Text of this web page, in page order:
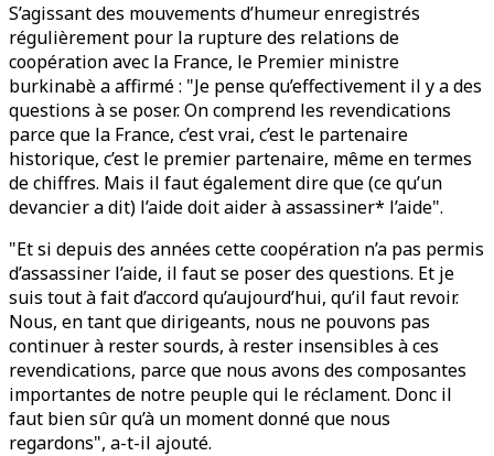
S’agissant des mouvements d’humeur enregistrés
régulièrement pour la rupture des relations de
coopération avec la France, le Premier ministre
burkinabè a affirmé : "Je pense qu’effectivement il y a des
questions à se poser. On comprend les revendications
parce que la France, c’est vrai, c’est le partenaire
historique, c’est le premier partenaire, même en termes
de chiffres. Mais il faut également dire que (ce qu’un
devancier a dit) l’aide doit aider à assassiner* l’aide".
"Et si depuis des années cette coopération n’a pas permis
d’assassiner l’aide, il faut se poser des questions. Et je
suis tout à fait d’accord qu’aujourd’hui, qu’il faut revoir.
Nous, en tant que dirigeants, nous ne pouvons pas
continuer à rester sourds, à rester insensibles à ces
revendications, parce que nous avons des composantes
importantes de notre peuple qui le réclament. Donc il
faut bien sûr qu’à un moment donné que nous
regardons", a-t-il ajouté.